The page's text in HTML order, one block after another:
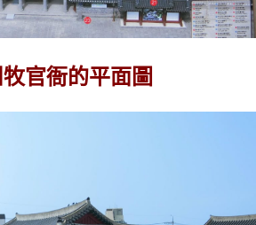
官衙的平面圖